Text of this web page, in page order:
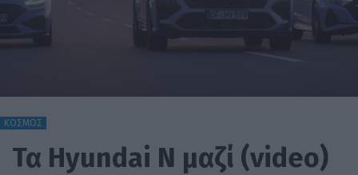
ΚΟΣΜΟΣ
Τα Hyundai N μαζί (video)